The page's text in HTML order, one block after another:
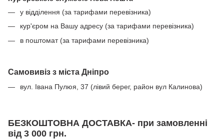
у відділення (за тарифами перевізника)
кур'єром на Вашу адресу (за тарифами перевізника)
в поштомат (за тарифами перевізника)
Самовивіз з міста Дніпро
вул. Івана Пулюя, 37 (лівий берег, район вул Калинова)
БЕЗКОШТОВНА ДОСТАВКА- при замовленні
від 3 000 грн.